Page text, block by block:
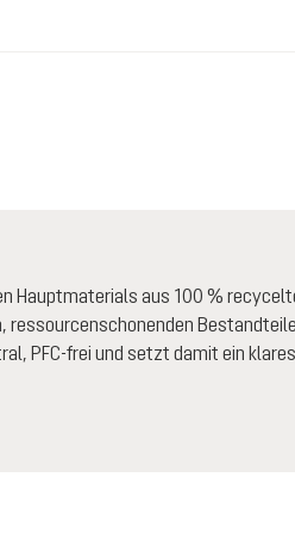
Hauptmaterials aus 100 %
PFC-frei und setzt damit ein